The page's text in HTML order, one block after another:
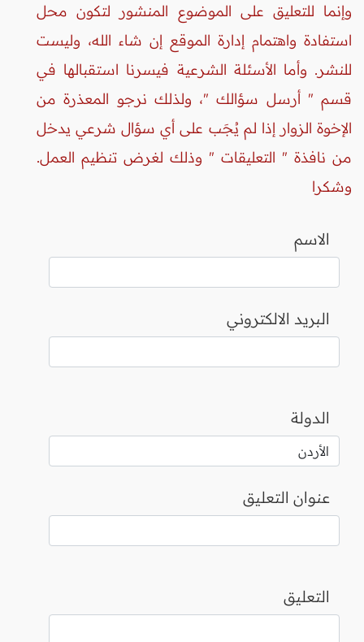
وإنما للتعليق على الموضوع المنشور لتكون محل
استفادة واهتمام إدارة الموقع إن شاء الله، وليست
للنشر. وأما الأسئلة الشرعية فيسرنا استقبالها في
قسم " أرسل سؤالك "، ولذلك نرجو المعذرة من
الإخوة الزوار إذا لم يُجَب على أي سؤال شرعي يدخل
من نافذة " التعليقات " وذلك لغرض تنظيم العمل.
وشكرا
الاسم
البريد الالكتروني
الدولة
عنوان التعليق
التعليق